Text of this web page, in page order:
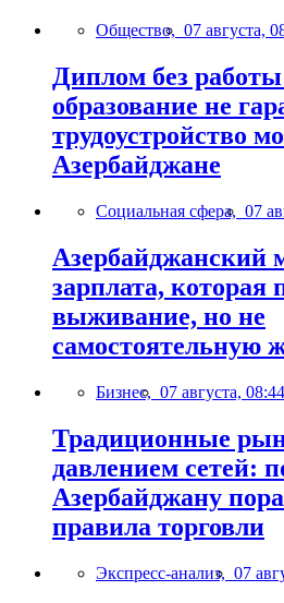
Общество, 07 августа,
Диплом без
образование не
трудоустройство
Азербайджане
Социальная сфера, 07
Азербайджанский
зарплата, которая
выживание, но не
самостоятельную
Бизнес, 07 августа, 08:44
Традиционные
давлением сетей:
Азербайджану
правила торговли
Экспресс-анализ, 07